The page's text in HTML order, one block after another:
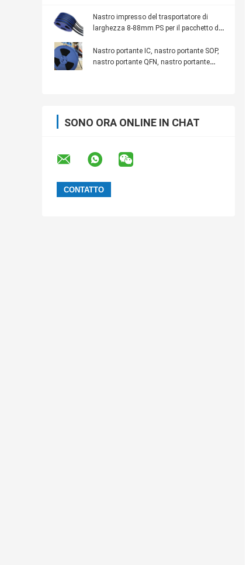
Nastro impresso del trasportatore di
larghezza 8-88mm PS per il pacchetto del
Nastro portante IC, nastro portante SOP,
nastro portante QFN, nastro portante
SONO ORA ONLINE IN CHAT